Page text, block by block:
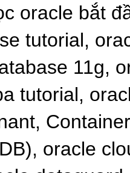
oracle bắt
tutorial,
11g,
tutorial,
oracle